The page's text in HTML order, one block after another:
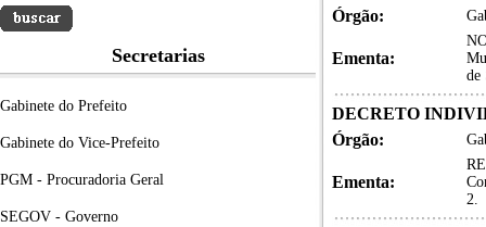
Secretarias
Gabinete do Prefeito
Gabinete do Vice-Prefeito
PGM - Procuradoria Geral
SEGOV - Governo
Órgão:
Ementa:
de
DECRETO
Órgão:
Ementa:
2.